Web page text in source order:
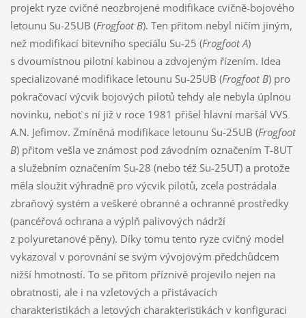
projekt ryze cvičné neozbrojené modifikace cvičně-bojového
letounu Su-25UB (Frogfoot B). Ten přitom nebyl ničím jiným,
než modifikací bitevního speciálu Su-25 (Frogfoot A)
s dvoumístnou pilotní kabinou a zdvojeným řízením. Idea
specializované modifikace letounu Su-25UB (Frogfoot B) pro
pokračovací výcvik bojových pilotů tehdy ale nebyla úplnou
novinku, neboť s ní již v roce 1981 přišel hlavní maršál VVS
A.N. Jefimov. Zmíněná modifikace letounu Su-25UB (Frogfoot
B) přitom vešla ve známost pod závodním označením T-8UT
a služebním označením Su-28 (nebo též Su-25UT) a protože
měla sloužit výhradně pro výcvik pilotů, zcela postrádala
zbraňový systém a veškeré obranné a ochranné prostředky
(pancéřová ochrana a výplň palivových nádrží
z polyuretanové pěny). Díky tomu tento ryze cvičný model
vykazoval v porovnání se svým vývojovým předchůdcem
nižší hmotností. To se přitom příznivě projevilo nejen na
obratnosti, ale i na vzletových a přistávacích
charakteristikách a letových charakteristikách v konfiguraci